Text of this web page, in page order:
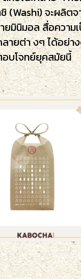
(Washi) จะผลิต
ยมินิมอล สื่อควา
ายต่า งๆ ได้อย่
อบโจทย์ยุคสมัยนี้